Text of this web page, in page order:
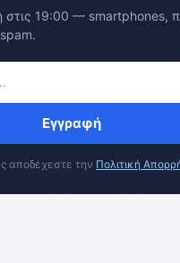
στις 19:00 — smartphones,
Εγγραφή
αποδέχεστε την Πολιτική